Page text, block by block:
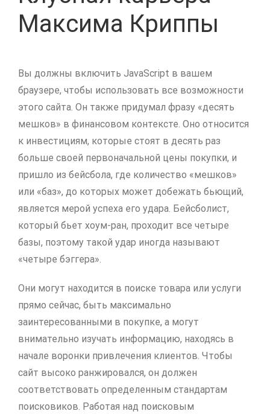
Максима Криппы
Вы должны включить JavaScript в вашем
браузере, чтобы использовать все возможности
этого сайта. Он также придумал фразу «десять
мешков» в финансовом контексте. Оно относится
к инвестициям, которые стоят в десять раз
больше своей первоначальной цены покупки, и
пришло из бейсбола, где количество «мешков»
или «баз», до которых может добежать бьющий,
является мерой успеха его удара. Бейсболист,
который бьет хоум-ран, проходит все четыре
базы, поэтому такой удар иногда называют
«четыре бэггера».
Они могут находится в поиске товара или услуги
прямо сейчас, быть максимально
заинтересованными в покупке, а могут
внимательно изучать информацию, находясь в
начале воронки привлечения клиентов. Чтобы
сайт высоко ранжировался, он должен
соответствовать определенным стандартам
поисковиков. Работая над поисковым